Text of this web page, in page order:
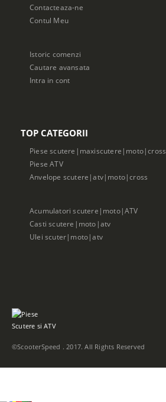
Contacteaza-ne
Contul Meu
Istoric comenzi
Cautare avansata
Intra in cont
TOP CATEGORII
Piese scutere|maxiscutere|moto|cross
Piese ATV
Anvelope scutere|atv|moto|cross
Acumulatori scutere|moto|ATV
Casti scutere|moto|atv
Ulei scuter|moto|atv
©ScooterSpeed . 2017. All Rights Reserved